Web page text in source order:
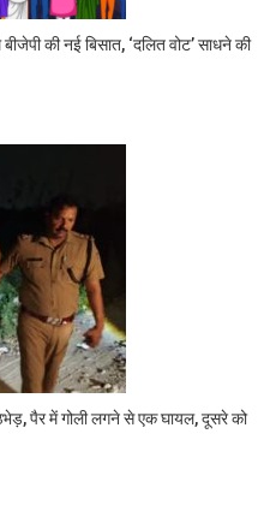
की नई बिसात, ‘दलित वोट’ साधने की
पैर में गोली लगने से एक घायल, दूसरे को